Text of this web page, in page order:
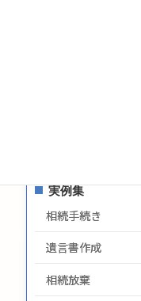
実例集
相続手続き
遺言書作成
相続放棄